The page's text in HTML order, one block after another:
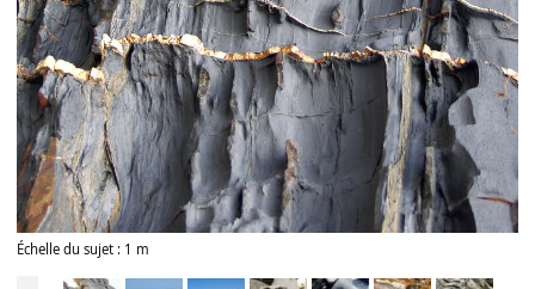
Échelle du sujet : 1 m